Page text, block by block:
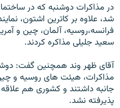
در مذاکرات دوشنبه که در
شد، علاوه بر کاترین اشتون،
فرانسه،روسیه، آلمان، چین و
سعید جلیلی مذاکره کردند.
آقای ظهر وند همچنین گفت:
مذاکرات، هیئت های روسیه و چین
جانبه داشتند و کشوری هم
پذیرفته نشد.